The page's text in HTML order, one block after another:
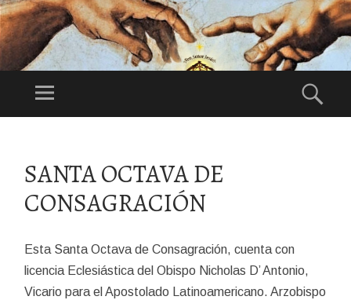
DI
NU
O
PA
DR
1°Domingo de
Menú
CONTENIDO
SANTA OCTAVA DE
CONSAGRACIÓN
Esta Santa Octava de Consagración, cuenta con
licencia Eclesiástica del Obispo Nicholas D’ Antonio,
Vicario para el Apostolado Latinoamericano. Arzobispo